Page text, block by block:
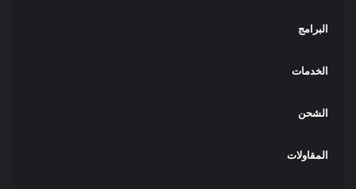
البرامج
الخدمات
الشحن
المقاولات